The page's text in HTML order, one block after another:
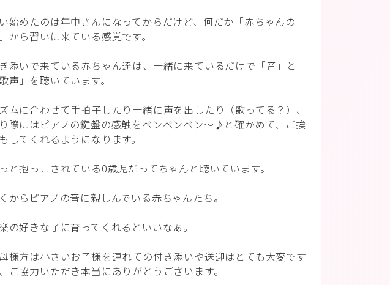
始めたのは年中さんになってからだけど、何だか「赤ちゃんの
から習いに来ている感覚です。
添いで来ている赤ちゃん達は、一緒に来ているだけで「音」と
歌声」を聴いています。
ムに合わせて手拍子したり一緒に声を出したり（歌ってる？）、
際にはピアノの鍵盤の感触をベンベンベン〜♪と確かめて、ご挨
してくれるようになります。
と抱っこされている0歳児だってちゃんと聴いています。
からピアノの音に親しんでいる赤ちゃんたち。
の好きな子に育ってくれるといいなぁ。
様方は小さいお子様を連れての付き添いや送迎はとても大変です
ご協力いただき本当にありがとうございます。